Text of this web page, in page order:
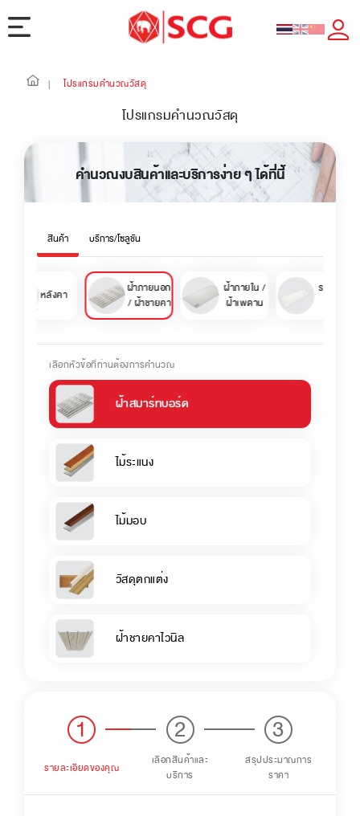
| โปรแกรมคำนวณวัสดุ
โปรแกรมคำนวณวัสดุ
คำนวณงบสินค้าและบริการง่าย ๆ ได้ที่นี้
สินค้า บริการ/โซลูชัน
หลังคา
ฝ้าภายนอก
/ ฝ้าชายคา
ฝ้าภายใน /
ฝ้าเพดาน
รางน้ำฝนไ
เลือกหัวข้อที่ท่านต้องการคำนวณ
ฝ้าสมาร์ทบอร์ด
ไม้ระแนง
ไม้มอบ
วัสดุตกแต่ง
ฝ้าชายคาไวนิล
1
รายละเอียดของคุณ
2
เลือกสินค้าและ
บริการ
3
สรุปประมาณการ
ราคา